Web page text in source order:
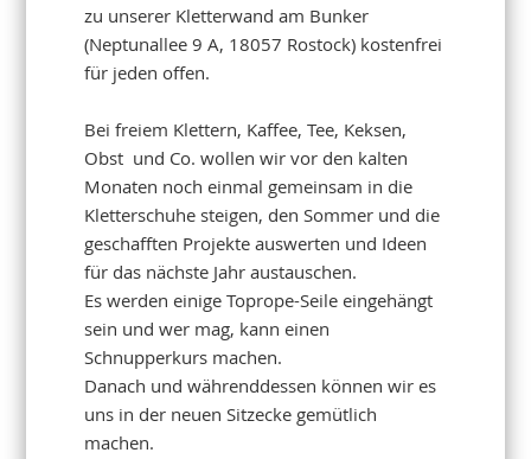
zu unserer Kletterwand am Bunker
(Neptunallee 9 A, 18057 Rostock) kostenfrei
für jeden offen.
Bei freiem Klettern, Kaffee, Tee, Keksen,
Obst und Co. wollen wir vor den kalten
Monaten noch einmal gemeinsam in die
Kletterschuhe steigen, den Sommer und die
geschafften Projekte auswerten und Ideen
für das nächste Jahr austauschen.
Es werden einige Toprope-Seile eingehängt
sein und wer mag, kann einen
Schnupperkurs machen.
Danach und währenddessen können wir es
uns in der neuen Sitzecke gemütlich
machen.